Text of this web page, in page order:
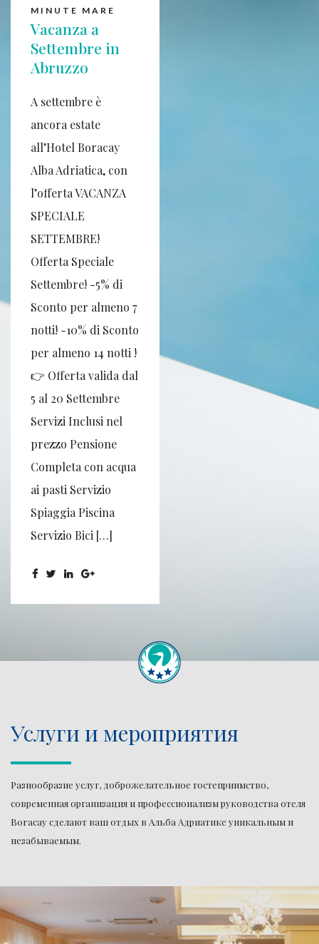
MINUTE MARE
Vacanza a
Settembre in
Abruzzo
A settembre è
ancora estate
all’Hotel Boracay
Alba Adriatica, con
l’offerta VACANZA
SPECIALE
SETTEMBRE!
Offerta Speciale
Settembre! -5% di
Sconto per almeno 7
notti! -10% di Sconto
per almeno 14 notti !
👉 Offerta valida dal
5 al 20 Settembre
Servizi Inclusi nel
prezzo Pensione
Completa con acqua
ai pasti Servizio
Spiaggia Piscina
Servizio Bici […]
Услуги и мероприятия
Разнообразие услуг, доброжелательное гостеприимство,
современная организация и профессионализм руководства отеля
Boracay сделают ваш отдых в Альба Адриатике уникальным и
незабываемым.